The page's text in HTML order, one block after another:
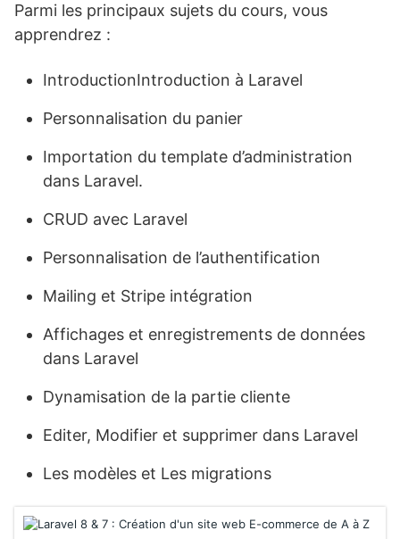
Parmi les principaux sujets du cours, vous
apprendrez :
IntroductionIntroduction à Laravel
Personnalisation du panier
Importation du template d’administration
dans Laravel.
CRUD avec Laravel
Personnalisation de l’authentification
Mailing et Stripe intégration
Affichages et enregistrements de données
dans Laravel
Dynamisation de la partie cliente
Editer, Modifier et supprimer dans Laravel
Les modèles et Les migrations